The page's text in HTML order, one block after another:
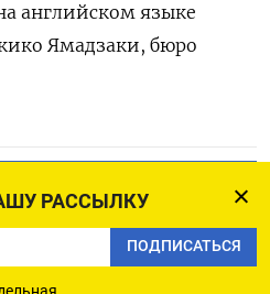
РАССЫЛКУ
ПОДПИСАТЬСЯ
английском языке
Ямадзаки, бюро
В GOOGLE